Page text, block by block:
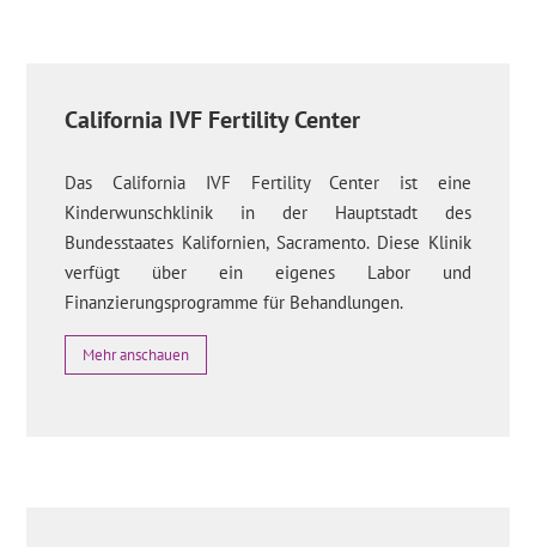
California IVF Fertility Center
Das California IVF Fertility Center ist eine
Kinderwunschklinik in der Hauptstadt des
Bundesstaates Kalifornien, Sacramento. Diese Klinik
verfügt über ein eigenes Labor und
Finanzierungsprogramme für Behandlungen.
Mehr anschauen